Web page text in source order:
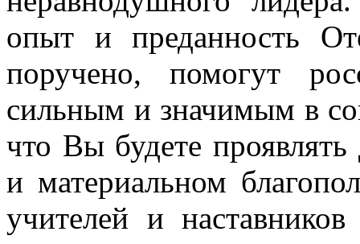
опыт и преданность
поручено, помогут
сильным и значимым в
что Вы будете
и материальном
учителей и